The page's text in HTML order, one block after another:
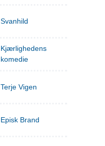
Svanhild
Kjærlighedens
komedie
Terje Vigen
Episk Brand